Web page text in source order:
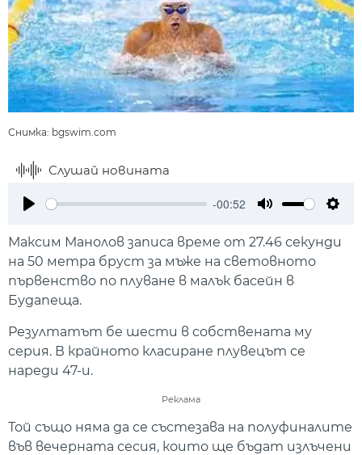
Снимка: bgswim.com
Слушай новината
-00:52
Максим Манолов записа време от 27.46 секунди
на 50 метра бруст за мъже на световното
първенство по плуване в малък басейн в
Будапеща.
Резултатът бе шести в собствената му
серия. В крайното класиране плувецът се
нареди 47-и.
Реклама
Той също няма да се състезава на полуфиналите
във вечерната сесия, които ще бъдат излъчени